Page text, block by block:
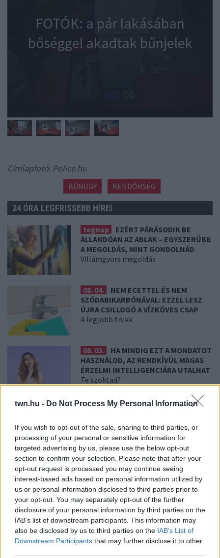
twn.hu - Do Not Process My Personal Information
If you wish to opt-out of the sale, sharing to third parties, or
processing of your personal or sensitive information for
targeted advertising by us, please use the below opt-out
section to confirm your selection. Please note that after your
opt-out request is processed you may continue seeing
interest-based ads based on personal information utilized by
us or personal information disclosed to third parties prior to
your opt-out. You may separately opt-out of the further
disclosure of your personal information by third parties on the
IAB’s list of downstream participants. This information may
also be disclosed by us to third parties on the IAB’s List of
Downstream Participants that may further disclose it to other
FOTÓK: a pár lakásában
bőséggel akadtak bűnjelek
Címlapfotó: Police.hu
BŰNÜGY RENDŐRSÉG
24 ÓRA LEGFRISSEBB HÍREI
tegnap
EZÉRT PÁRÁSODIK BE
ÁLLANDÓAN AZ ABLAK – EGYSZERŰBB
A MEGOLDÁS, MINT GONDOLNÁD
Villámgyors megoldás
08. 04.
NEM ECETTEL ÉS NEM
SZÓDABIKARBÓNÁVAL: EZZEL LESZ
ÚJRA CSILLOGÓ A VÍZKÖVES CSAP
A legjobb trükk
08. 03.
HA MINDIG EZT A MONDATOT
HASZNÁLOD, AZ RENDKÍVÜL MAGAS
ÉRZELMI INTELLIGENCIÁRA UTALHAT
Te szoktad?
SOKAN ROSSZUL TÁROLJÁK
CSÖKKENHET A HATÁSUK
Érdemes odafigyelni rá
08. 01.
EGYRE TÖBB FIATALNÁL JELENTKEZIK EZ A
VITAMINHIÁNY – ILYEN JELEKRE FIGYELJ
Erre figyelj!
07. 31.
NEM A CITROMSAV, AZ ECET VAGY A
SZÓDABIKARBÓNA A LEGERŐSEBB: EZT HASZNÁLJÁK A
SZÁLLODÁKBAN A VÍZKŐ ELLEN
Ez a szer tényleg eltünteti a vízkövet